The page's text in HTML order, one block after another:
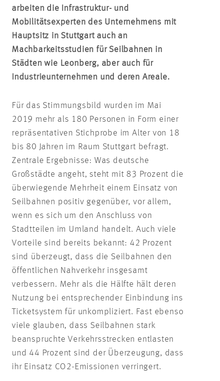
arbeiten die Infrastruktur- und
Mobilitätsexperten des Unternehmens mit
Hauptsitz in Stuttgart auch an
Machbarkeitsstudien für Seilbahnen in
Städten wie Leonberg, aber auch für
Industrieunternehmen und deren Areale.
Für das Stimmungsbild wurden im Mai
2019 mehr als 180 Personen in Form einer
repräsentativen Stichprobe im Alter von 18
bis 80 Jahren im Raum Stuttgart befragt.
Zentrale Ergebnisse: Was deutsche
Großstädte angeht, steht mit 83 Prozent die
überwiegende Mehrheit einem Einsatz von
Seilbahnen positiv gegenüber, vor allem,
wenn es sich um den Anschluss von
Stadtteilen im Umland handelt. Auch viele
Vorteile sind bereits bekannt: 42 Prozent
sind überzeugt, dass die Seilbahnen den
öffentlichen Nahverkehr insgesamt
verbessern. Mehr als die Hälfte hält deren
Nutzung bei entsprechender Einbindung ins
Ticketsystem für unkompliziert. Fast ebenso
viele glauben, dass Seilbahnen stark
beanspruchte Verkehrsstrecken entlasten
und 44 Prozent sind der Überzeugung, dass
ihr Einsatz CO2-Emissionen verringert.